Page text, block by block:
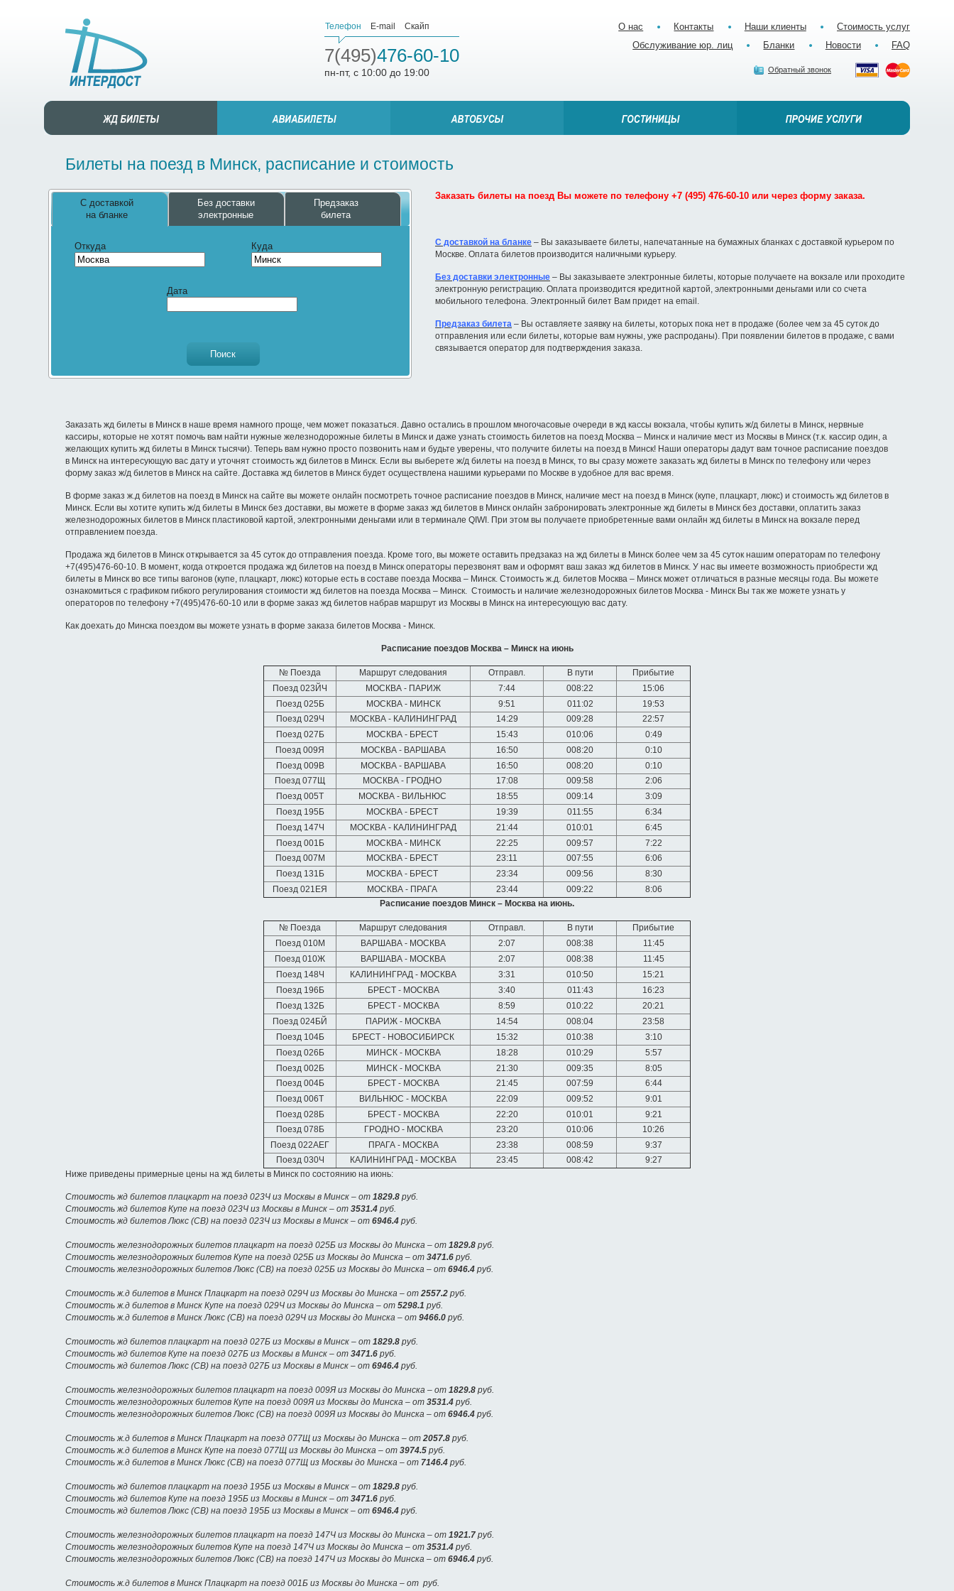
Телефон E-mail Скайп
7(495)476-60-10
пн-пт, с 10:00 до 19:00
О нас Контакты Наши клиенты
Стоимость услуг
Обслуживание юр. лиц
Бланки Новости FAQ
Обратный звонок
Билеты на поезд в Минск, расписание и стоимость
С доставкой
на бланке
Без доставки
электронные
Предзаказ
билета
Откуда Куда
Дата
Заказать билеты на поезд Вы можете по телефону +7 (495) 476-60-10 или через форму заказа.
С доставкой на бланке – Вы заказываете билеты, напечатанные на бумажных бланках с доставкой курьером по
Москве. Оплата билетов производится наличными курьеру.
Без доставки электронные – Вы заказываете электронные билеты, которые получаете на вокзале или проходите
электронную регистрацию. Оплата производится кредитной картой, электронными деньгами или со счета
мобильного телефона. Электронный билет Вам придет на email.
Предзаказ билета – Вы оставляете заявку на билеты, которых пока нет в продаже (более чем за 45 суток до
отправления или если билеты, которые вам нужны, уже распроданы). При появлении билетов в продаже, с вами
связывается оператор для подтверждения заказа.
Заказать жд билеты в Минск в наше время намного проще, чем может показаться. Давно остались в прошлом многочасовые очереди в жд кассы вокзала, чтобы купить ж/д билеты в Минск, нервные
кассиры, которые не хотят помочь вам найти нужные железнодорожные билеты в Минск и даже узнать стоимость билетов на поезд Москва – Минск и наличие мест из Москвы в Минск (т.к. кассир один, а
желающих купить жд билеты в Минск тысячи). Теперь вам нужно просто позвонить нам и будьте уверены, что получите билеты на поезд в Минск! Наши операторы дадут вам точное расписание поездов
в Минск на интересующую вас дату и уточнят стоимость жд билетов в Минск. Если вы выберете ж/д билеты на поезд в Минск, то вы сразу можете заказать жд билеты в Минск по телефону или через
форму заказ ж/д билетов в Минск на сайте. Доставка жд билетов в Минск будет осуществлена нашими курьерами по Москве в удобное для вас время.
В форме заказ ж.д билетов на поезд в Минск на сайте вы можете онлайн посмотреть точное расписание поездов в Минск, наличие мест на поезд в Минск (купе, плацкарт, люкс) и стоимость жд билетов в
Минск. Если вы хотите купить ж/д билеты в Минск без доставки, вы можете в форме заказ жд билетов в Минск онлайн забронировать электронные жд билеты в Минск без доставки, оплатить заказ
железнодорожных билетов в Минск пластиковой картой, электронными деньгами или в терминале QIWI. При этом вы получаете приобретенные вами онлайн жд билеты в Минск на вокзале перед
отправлением поезда.
Продажа жд билетов в Минск открывается за 45 суток до отправления поезда. Кроме того, вы можете оставить предзаказ на жд билеты в Минск более чем за 45 суток нашим операторам по телефону
+7(495)476-60-10. В момент, когда откроется продажа жд билетов на поезд в Минск операторы перезвонят вам и оформят ваш заказ жд билетов в Минск. У нас вы имеете возможность приобрести жд
билеты в Минск во все типы вагонов (купе, плацкарт, люкс) которые есть в составе поезда Москва – Минск. Стоимость ж.д. билетов Москва – Минск может отличаться в разные месяцы года. Вы можете
ознакомиться с графиком гибкого регулирования стоимости жд билетов на поезда Москва – Минск. Стоимость и наличие железнодорожных билетов Москва - Минск Вы так же можете узнать у
операторов по телефону +7(495)476-60-10 или в форме заказ жд билетов набрав маршрут из Москвы в Минск на интересующую вас дату.
Как доехать до Минска поездом вы можете узнать в форме заказа билетов Москва - Минск.
Расписание поездов Москва – Минск на июнь
№ Поезда Маршрут следования Отправл. В пути
Прибытие
Поезд 023ЙЧ
МОСКВА - ПАРИЖ 7:44 008:22
15:06
Поезд 025Б
МОСКВА - МИНСК 9:51 011:02
19:53
Поезд 029Ч
МОСКВА - КАЛИНИНГРАД 14:29 009:28
22:57
Поезд 027Б
МОСКВА - БРЕСТ 15:43 010:06
0:49
Поезд 009Я
МОСКВА - ВАРШАВА 16:50 008:20
0:10
Поезд 009В
МОСКВА - ВАРШАВА 16:50 008:20
0:10
Поезд 077Щ
МОСКВА - ГРОДНО 17:08 009:58
2:06
Поезд 005Т
МОСКВА - ВИЛЬНЮС 18:55 009:14
3:09
Поезд 195Б
МОСКВА - БРЕСТ 19:39 011:55
6:34
Поезд 147Ч
МОСКВА - КАЛИНИНГРАД 21:44 010:01
6:45
Поезд 001Б
МОСКВА - МИНСК 22:25 009:57
7:22
Поезд 007М
МОСКВА - БРЕСТ 23:11 007:55
6:06
Поезд 131Б
МОСКВА - БРЕСТ 23:34 009:56
8:30
Поезд 021ЕЯ
МОСКВА - ПРАГА 23:44 009:22
8:06
Расписание поездов Минск – Москва на июнь.
№ Поезда Маршрут следования Отправл. В пути
Прибытие
Поезд 010М
ВАРШАВА - МОСКВА 2:07 008:38
11:45
Поезд 010Ж
ВАРШАВА - МОСКВА 2:07 008:38
11:45
Поезд 148Ч
КАЛИНИНГРАД - МОСКВА 3:31 010:50
15:21
Поезд 196Б
БРЕСТ - МОСКВА 3:40 011:43
16:23
Поезд 132Б
БРЕСТ - МОСКВА 8:59 010:22
20:21
Поезд 024БЙ
ПАРИЖ - МОСКВА 14:54 008:04
23:58
Поезд 104Б
БРЕСТ - НОВОСИБИРСК 15:32 010:38
3:10
Поезд 026Б
МИНСК - МОСКВА 18:28 010:29
5:57
Поезд 002Б
МИНСК - МОСКВА 21:30 009:35
8:05
Поезд 004Б
БРЕСТ - МОСКВА 21:45 007:59
6:44
Поезд 006Т
ВИЛЬНЮС - МОСКВА 22:09 009:52
9:01
Поезд 028Б
БРЕСТ - МОСКВА 22:20 010:01
9:21
Поезд 078Б
ГРОДНО - МОСКВА 23:20 010:06
10:26
Поезд 022АЕГ
ПРАГА - МОСКВА 23:38 008:59
9:37
Поезд 030Ч
КАЛИНИНГРАД - МОСКВА 23:45 008:42
9:27
Ниже приведены примерные цены на жд билеты в Минск по состоянию на июнь:
Стоимость жд билетов плацкарт на поезд 023Ч из Москвы в Минск – от 1829.8 руб.
Стоимость жд билетов Купе на поезд 023Ч из Москвы в Минск – от 3531.4 руб.
Стоимость жд билетов Люкс (СВ) на поезд 023Ч из Москвы в Минск – от 6946.4 руб.
Стоимость железнодорожных билетов плацкарт на поезд 025Б из Москвы до Минска – от 1829.8 руб.
Стоимость железнодорожных билетов Купе на поезд 025Б из Москвы до Минска – от 3471.6 руб.
Стоимость железнодорожных билетов Люкс (СВ) на поезд 025Б из Москвы до Минска – от 6946.4 руб.
Стоимость ж.д билетов в Минск Плацкарт на поезд 029Ч из Москвы до Минска – от 2557.2 руб.
Стоимость ж.д билетов в Минск Купе на поезд 029Ч из Москвы до Минска – от 5298.1 руб.
Стоимость ж.д билетов в Минск Люкс (СВ) на поезд 029Ч из Москвы до Минска – от 9466.0 руб.
Стоимость жд билетов плацкарт на поезд 027Б из Москвы в Минск – от 1829.8 руб.
Стоимость жд билетов Купе на поезд 027Б из Москвы в Минск – от 3471.6 руб.
Стоимость жд билетов Люкс (СВ) на поезд 027Б из Москвы в Минск – от 6946.4 руб.
Стоимость железнодорожных билетов плацкарт на поезд 009Я из Москвы до Минска – от 1829.8 руб.
Стоимость железнодорожных билетов Купе на поезд 009Я из Москвы до Минска – от 3531.4 руб.
Стоимость железнодорожных билетов Люкс (СВ) на поезд 009Я из Москвы до Минска – от 6946.4 руб.
Стоимость ж.д билетов в Минск Плацкарт на поезд 077Щ из Москвы до Минска – от 2057.8 руб.
Стоимость ж.д билетов в Минск Купе на поезд 077Щ из Москвы до Минска – от 3974.5 руб.
Стоимость ж.д билетов в Минск Люкс (СВ) на поезд 077Щ из Москвы до Минска – от 7146.4 руб.
Стоимость жд билетов плацкарт на поезд 195Б из Москвы в Минск – от 1829.8 руб.
Стоимость жд билетов Купе на поезд 195Б из Москвы в Минск – от 3471.6 руб.
Стоимость жд билетов Люкс (СВ) на поезд 195Б из Москвы в Минск – от 6946.4 руб.
Стоимость железнодорожных билетов плацкарт на поезд 147Ч из Москвы до Минска – от 1921.7 руб.
Стоимость железнодорожных билетов Купе на поезд 147Ч из Москвы до Минска – от 3531.4 руб.
Стоимость железнодорожных билетов Люкс (СВ) на поезд 147Ч из Москвы до Минска – от 6946.4 руб.
Стоимость ж.д билетов в Минск Плацкарт на поезд 001Б из Москвы до Минска – от руб.